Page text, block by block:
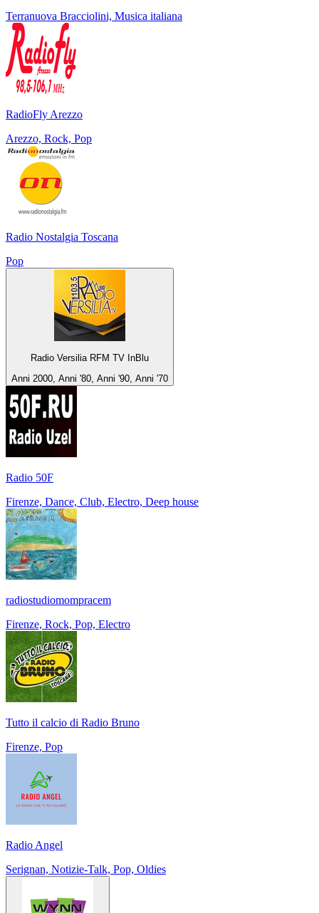
Terranuova Bracciolini, Musica italiana
RadioFly Arezzo
Arezzo, Rock, Pop
Radio Nostalgia Toscana
Pop
Radio Versilia RFM TV InBlu
Anni 2000, Anni '80, Anni '90, Anni '70
Radio 50F
Firenze, Dance, Club, Electro, Deep house
radiostudiomompracem
Firenze, Rock, Pop, Electro
Tutto il calcio di Radio Bruno
Firenze, Pop
Radio Angel
Serignan, Notizie-Talk, Pop, Oldies